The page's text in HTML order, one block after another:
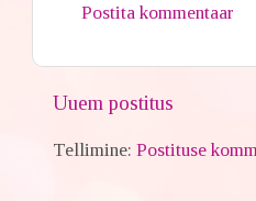
Postita kommentaar
Uuem postitus
Tellimine:Postituse